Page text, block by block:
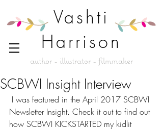
Vashti
Harrison
author - illustrator - filmmaker
SCBWI Insight Interview
Newsletter Insight. Check it out to find out
how SCBWI KICKSTARTED my kidlit